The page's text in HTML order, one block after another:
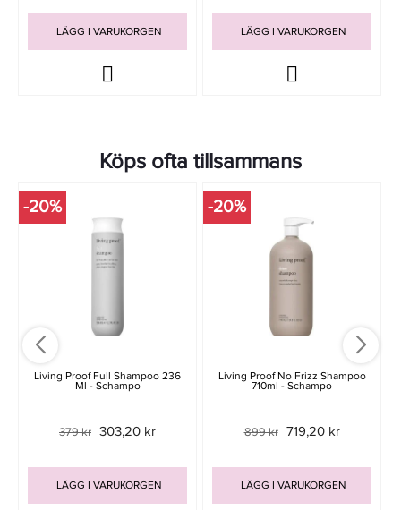
LÄGG I VARUKORGEN LÄGG I VARUKORGEN
Köps ofta tillsammans
-20%
Living Proof Full Shampoo 236
Ml - Schampo
379 kr 303,20 kr
LÄGG I VARUKORGEN
-20%
Living Proof No Frizz Shampoo
710ml - Schampo
899 kr 719,20 kr
LÄGG I VARUKORGEN